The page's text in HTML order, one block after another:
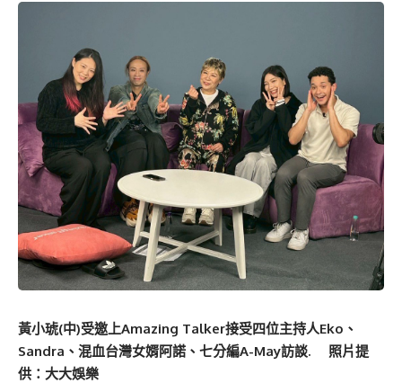
黃小琥(中)受邀上Amazing Talker接受四位主持人Eko、
Sandra、混血台灣女婿阿諾、七分編A-May訪談. 照片提
供：大大娛樂